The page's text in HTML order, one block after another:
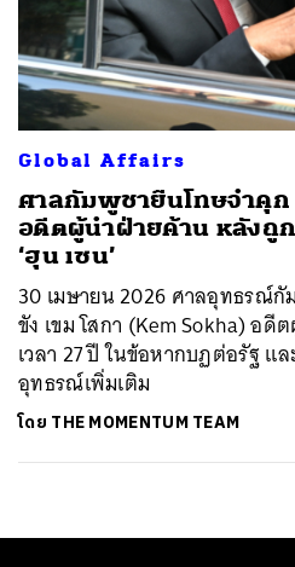
Global Affairs
ศาลกัมพูชายืนโทษจำคุก
อดีตผู้นำฝ่ายค้าน หลังถู
‘ฮุน เซน’
30 เมษายน 2026 ศาลอุทธรณ์
ขัง เขม โสกา (Kem Sokha) อ
เวลา 27 ปี ในข้อหากบฏต่อรัฐ
อุทธรณ์เพิ่มเติม
โดย THE MOMENTUM TEAM
ค้นหา
SHARE TWEET